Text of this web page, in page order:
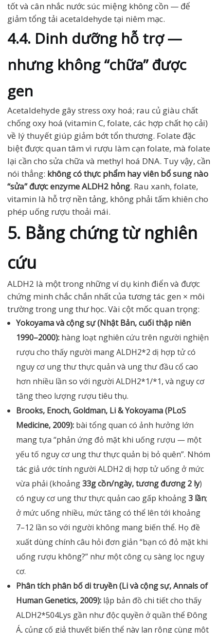
tốt và cân nhắc nước súc miệng không cồn — để
giảm tổng tải acetaldehyde tại niêm mạc.
4.4. Dinh dưỡng hỗ trợ —
nhưng không “chữa” được
gen
Acetaldehyde gây stress oxy hoá; rau củ giàu chất
chống oxy hoá (vitamin C, folate, các hợp chất họ cải)
về lý thuyết giúp giảm bớt tổn thương. Folate đặc
biệt được quan tâm vì rượu làm cạn folate, mà folate
lại cần cho sửa chữa và methyl hoá DNA. Tuy vậy, cần
nói thẳng: không có thực phẩm hay viên bổ sung nào
“sửa” được enzyme ALDH2 hỏng. Rau xanh, folate,
vitamin là hỗ trợ nền tảng, không phải tấm khiên cho
phép uống rượu thoải mái.
5. Bằng chứng từ nghiên
cứu
ALDH2 là một trong những ví dụ kinh điển và được
chứng minh chắc chắn nhất của tương tác gen × môi
trường trong ung thư học. Vài cột mốc quan trọng:
Yokoyama và cộng sự (Nhật Bản, cuối thập niên
1990–2000): hàng loạt nghiên cứu trên người nghiện
rượu cho thấy người mang ALDH2*2 dị hợp tử có
nguy cơ ung thư thực quản và ung thư đầu cổ cao
hơn nhiều lần so với người ALDH2*1/*1, và nguy cơ
tăng theo lượng rượu tiêu thụ.
Brooks, Enoch, Goldman, Li & Yokoyama (PLoS
Medicine, 2009): bài tổng quan có ảnh hưởng lớn
mang tựa “phản ứng đỏ mặt khi uống rượu — một
yếu tố nguy cơ ung thư thực quản bị bỏ quên”. Nhóm
tác giả ước tính người ALDH2 dị hợp tử uống ở mức
vừa phải (khoảng33g cồn/ngày, tương đương 2 ly)
có nguy cơ ung thư thực quản cao gấp khoảng3 lần;
ở mức uống nhiều, mức tăng có thể lên tới khoảng
7–12 lần so với người không mang biến thể. Họ đề
xuất dùng chính câu hỏi đơn giản “bạn có đỏ mặt khi
uống rượu không?” như một công cụ sàng lọc nguy
cơ.
Phân tích phân bố di truyền (Li và cộng sự, Annals of
Human Genetics, 2009): lập bản đồ chi tiết cho thấy
ALDH2*504Lys gần như độc quyền ở quần thể Đông
Á, củng cố giả thuyết biến thể này lan rộng cùng một